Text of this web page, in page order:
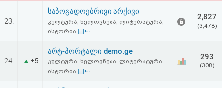
რეგისტრაცია
პაროლის
აღდგენა
23.
საზოგადოებრივი არქივი
კულტურა, ხელოვნება, ლიტერატურა,
ისტორია ▤⇠
2,827
(3,478)
24. +5
არტ-პორტალი demo.ge
კულტურა, ხელოვნება, ლიტერატურა,
ისტორია ▤⇠
293
(308)